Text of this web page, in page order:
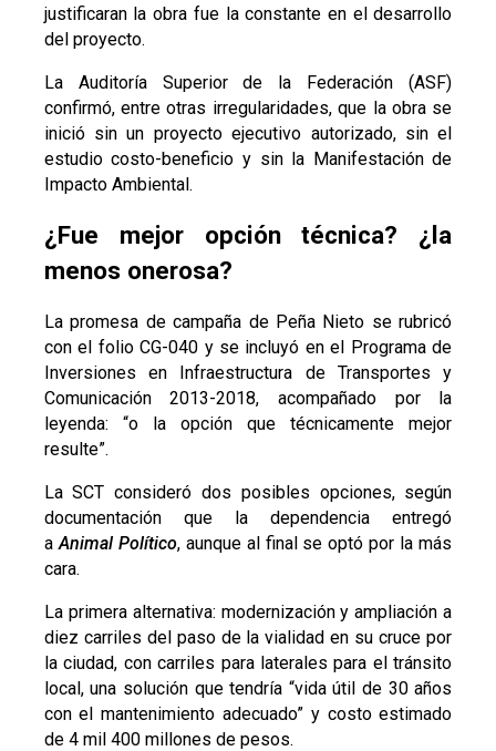
justificaran la obra fue la constante en el desarrollo
del proyecto.
La Auditoría Superior de la Federación (ASF)
confirmó, entre otras irregularidades, que la obra se
inició sin un proyecto ejecutivo autorizado, sin el
estudio costo-beneficio y sin la Manifestación de
Impacto Ambiental.
¿Fue mejor opción técnica? ¿la
menos onerosa?
La promesa de campaña de Peña Nieto se rubricó
con el folio CG-040 y se incluyó en el Programa de
Inversiones en Infraestructura de Transportes y
Comunicación 2013-2018, acompañado por la
leyenda: “o la opción que técnicamente mejor
resulte”.
La SCT consideró dos posibles opciones, según
documentación que la dependencia entregó
a Animal Político, aunque al final se optó por la más
cara.
La primera alternativa: modernización y ampliación a
diez carriles del paso de la vialidad en su cruce por
la ciudad, con carriles para laterales para el tránsito
local, una solución que tendría “vida útil de 30 años
con el mantenimiento adecuado” y costo estimado
de 4 mil 400 millones de pesos.